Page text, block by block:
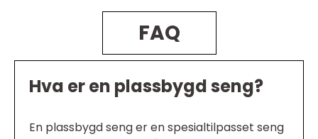
FAQ
Hva er en plassbygd seng?
En plassbygd seng er en spesialtilpasset seng